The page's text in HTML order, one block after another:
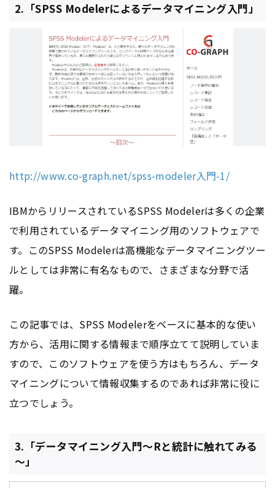
2.「SPSS Modelerによるデータマイニング入門」
http://www.co-graph.net/spss-modeler入門-1/
IBMからリリースされているSPSS Modelerは多くの企業
で利用されているデータマイニング用のソフトウェアで
す。このSPSS Modelerは高機能なデータマイニングツー
ルとしては非常に有名なもので、さまざまな分野で活
躍。
この記事では、SPSS Modelerをベースに基本的な使い
方から、活用に関する情報まで順序立てて説明していま
すので、このソフトウェアを使う方はもちろん、データ
マイニングについて情報収集するのであれば非常に役に
立つでしょう。
3.「データマイニング入門～Rと統計に触れてみる
～」